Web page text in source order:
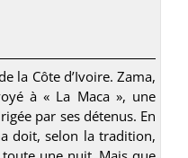
la Côte d’Ivoire. Zama,
à « La Maca », une
par ses détenus. En
doit, selon la tradition,